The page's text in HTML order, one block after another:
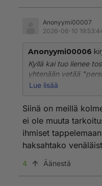
Anonyymi00007
2026-06-10
Anonyymi00006
Kyllä kai tuo lienee
yhtenään vetää
negatiisisella
Ei kai ketkään muut
Lue lisää
Siinä on meillä
ei ole muuta
ihmiset
haksahtako
4 Äänestä